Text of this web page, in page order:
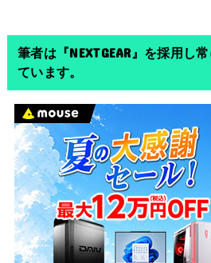
筆者は『NEXTGEAR』を採用し
ています。